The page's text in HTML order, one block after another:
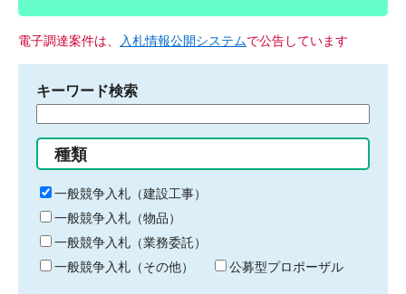
電子調達案件は、 入札情報公開システムで公告しています
キーワード検索
る
キ
ー
ワ
ー
ド
種類
一般競争入札（建設工事）
一般競争入札（物品）
一般競争入札（業務委託）
一般競争入札（その他）
公募型プロポーザル